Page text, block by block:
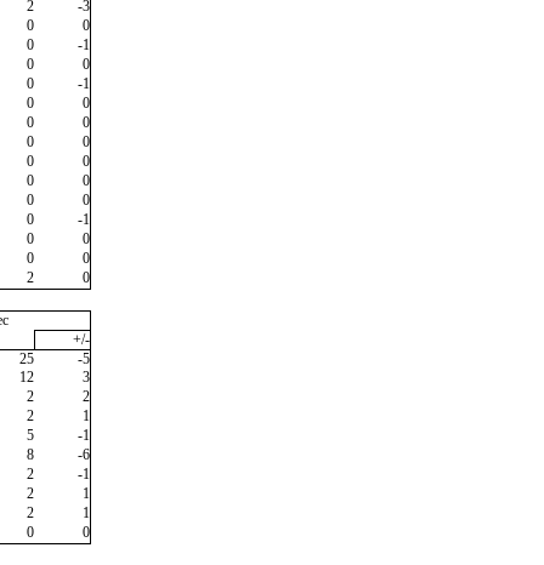
2
-3
0
0
0
-1
0
0
0
-1
0
0
0
0
0
0
0
0
0
0
0
0
0
-1
0
0
0
0
2
0
+/-
25
-5
12
3
2
2
2
1
5
-1
8
-6
2
-1
2
1
2
1
0
0